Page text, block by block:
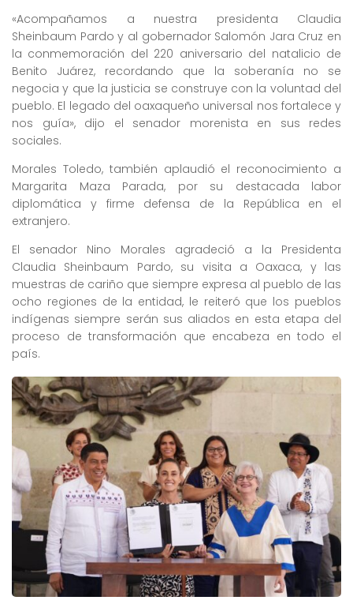
«Acompañamos a nuestra presidenta Claudia
Sheinbaum Pardo y al gobernador Salomón Jara Cruz en
la conmemoración del 220 aniversario del natalicio de
Benito Juárez, recordando que la soberanía no se
negocia y que la justicia se construye con la voluntad del
pueblo. El legado del oaxaqueño universal nos fortalece y
nos guía», dijo el senador morenista en sus redes
sociales.
Morales Toledo, también aplaudió el reconocimiento a
Margarita Maza Parada, por su destacada labor
diplomática y firme defensa de la República en el
extranjero.
El senador Nino Morales agradeció a la Presidenta
Claudia Sheinbaum Pardo, su visita a Oaxaca, y las
muestras de cariño que siempre expresa al pueblo de las
ocho regiones de la entidad, le reiteró que los pueblos
indígenas siempre serán sus aliados en esta etapa del
proceso de transformación que encabeza en todo el
país.